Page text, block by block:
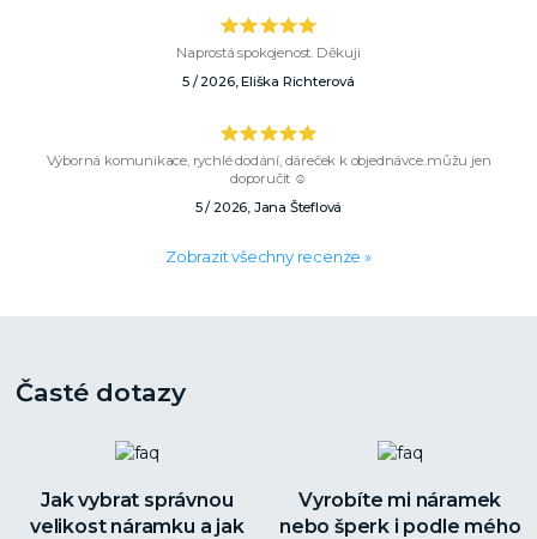
Naprostá spokojenost. Děkuji
5 / 2026, Eliška Richterová
Výborná komunikace, rychlé dodání, dáreček k objednávce..můžu jen
doporučit ☺️
5 / 2026, Jana Šteflová
Zobrazit všechny recenze »
Časté dotazy
Jak vybrat správnou
velikost náramku a jak
Vyrobíte mi náramek
nebo šperk i podle mého